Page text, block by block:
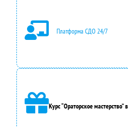
Платформа СДО 24/7
Курс “Ораторское мастерство”